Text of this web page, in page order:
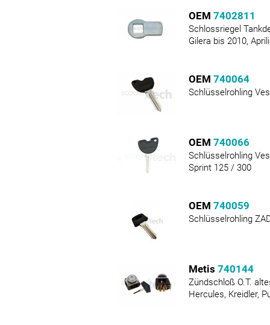
OEM 7402811
Schlossriegel
Gilera bis 2010,
OEM 740064
Schlüsselrohling
OEM 740066
Schlüsselrohling
Sprint 125 / 300
OEM 740059
Schlüsselrohling
Metis 740144
Zündschloß O.T.
Hercules, Kreidler,